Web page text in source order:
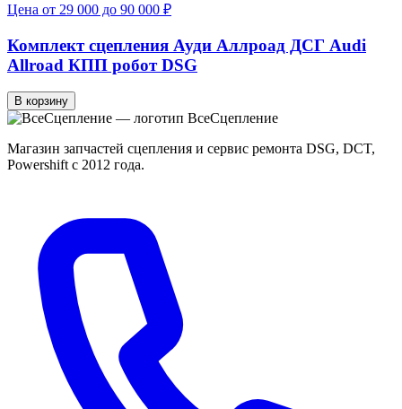
Цена от 29 000 до 90 000 ₽
Комплект сцепления Ауди Аллроад ДСГ Audi
Allroad КПП робот DSG
В корзину
ВсеСцепление
Магазин запчастей сцепления и сервис ремонта DSG, DCT,
Powershift с 2012 года.